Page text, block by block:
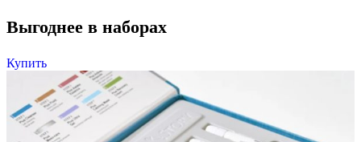
Выгоднее в наборах
Купить